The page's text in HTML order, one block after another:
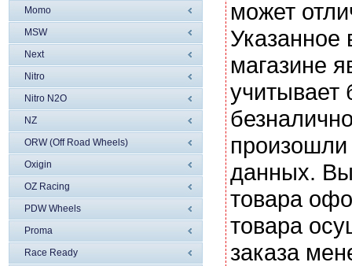
Momo
MSW
Next
Nitro
Nitro N2O
NZ
ORW (Off Road Wheels)
Oxigin
OZ Racing
PDW Wheels
Proma
Race Ready
может
магазине
учитывает
данных. Вы
товара
товара
заказа